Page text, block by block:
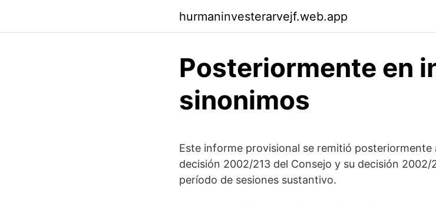
hurmaninvesterarvejf.web.app
Posteriormente en
sinonimos
Este informe provisional se remitió posteriormente
decisión 2002/213 del Consejo y su decisión
período de sesiones sustantivo.